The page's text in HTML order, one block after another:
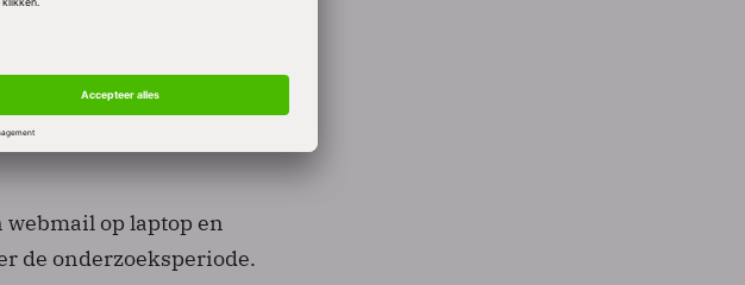
tussen 18 en 24
doen is nog altijd 46
geneigd mobiel te e-
op laptop en
de onderzoeksperiode.